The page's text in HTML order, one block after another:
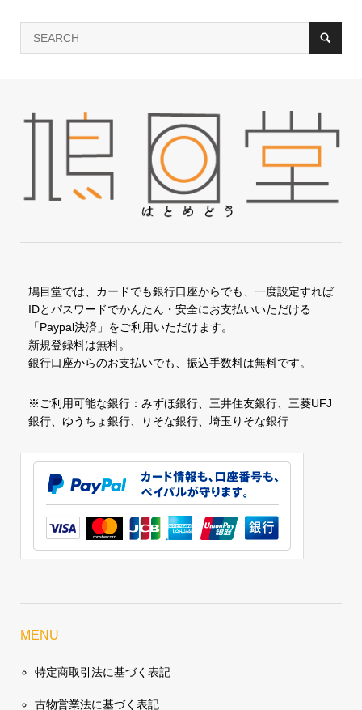
鳩目堂では、カードでも銀行口座からでも、一度設定すれば
IDとパスワードでかんたん・安全にお支払いいただける
「Paypal決済」をご利用いただけます。
新規登録料は無料。
銀行口座からのお支払いでも、振込手数料は無料です。
※ご利用可能な銀行：みずほ銀行、三井住友銀行、三菱UFJ
銀行、ゆうちょ銀行、りそな銀行、埼玉りそな銀行
MENU
特定商取引法に基づく表記
古物営業法に基づく表記